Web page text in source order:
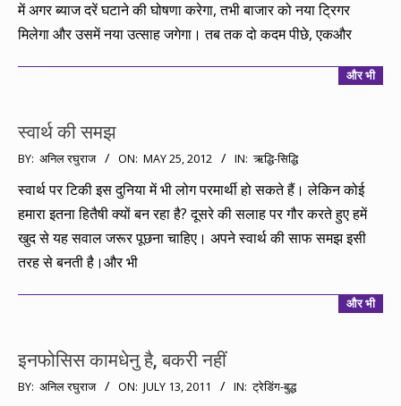
में अगर ब्याज दरें घटाने की घोषणा करेगा, तभी बाजार को नया ट्रिगर
मिलेगा और उसमें नया उत्साह जगेगा। तब तक दो कदम पीछे, एकऔर
और भी
स्वार्थ की समझ
2012-
BY: अनिल रघुराज ON: MAY 25, 2012 IN: ऋद्धि-सिद्धि
स्वार्थ पर टिकी इस दुनिया में भी लोग परमार्थी हो सकते हैं। लेकिन कोई
हमारा इतना हितैषी क्यों बन रहा है? दूसरे की सलाह पर गौर करते हुए हमें
खुद से यह सवाल जरूर पूछना चाहिए। अपने स्वार्थ की साफ समझ इसी
तरह से बनती है।और भी
और भी
इनफोसिस कामधेनु है, बकरी नहीं
2011-
BY: अनिल रघुराज ON: JULY 13, 2011 IN: ट्रेडिंग-बुद्ध